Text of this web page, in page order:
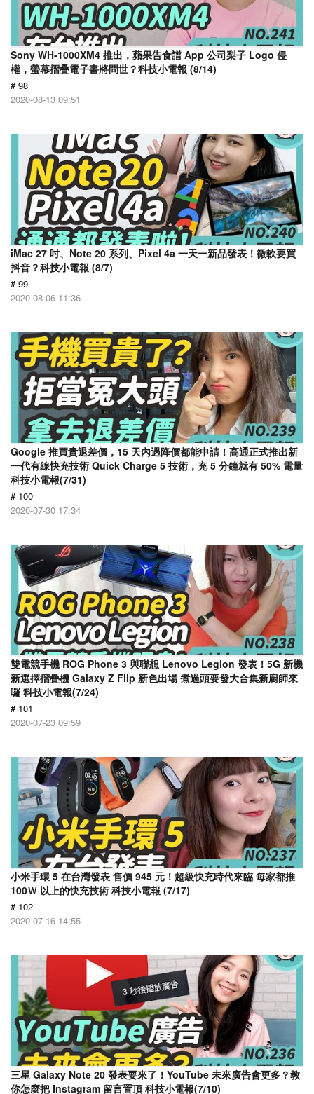
Sony WH-1000XM4 推出，蘋果告食譜 App 公司梨子 Logo 侵
權，螢幕摺疊電子書將問世？科技小電報 (8/14)
# 98
2020-08-13 09:51
iMac 27 吋、Note 20 系列、Pixel 4a 一天一新品發表！微軟要買
抖音？科技小電報 (8/7)
# 99
2020-08-06 11:36
Google 推買貴退差價，15 天內遇降價都能申請！高通正式推出新
一代有線快充技術 Quick Charge 5 技術，充 5 分鐘就有 50% 電量
科技小電報(7/31)
# 100
2020-07-30 17:34
雙電競手機 ROG Phone 3 與聯想 Lenovo Legion 發表！5G 新機
新選擇摺疊機 Galaxy Z Flip 新色出場 煮過頭要發大合集新廚師來
囉 科技小電報(7/24)
# 101
2020-07-23 09:59
小米手環 5 在台灣發表 售價 945 元！超級快充時代來臨 每家都推
100Ｗ 以上的快充技術 科技小電報 (7/17)
# 102
2020-07-16 14:55
三星 Galaxy Note 20 發表要來了！YouTube 未來廣告會更多？教
你怎麼把 Instagram 留言置頂 科技小電報(7/10)